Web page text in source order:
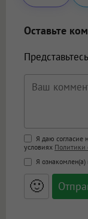
Оставьте
Представьтесь
<b>,
<small>,
адреса URL
ссылками,
Я даю согласие
условиях Политики
Я ознакомлен(а)
🙂